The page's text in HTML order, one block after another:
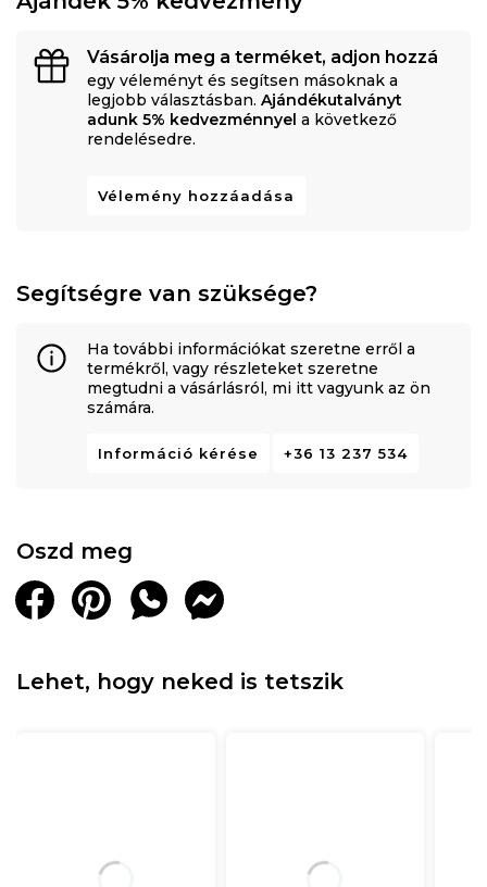
Vásárolja meg a terméket, adjon hozzá
egy véleményt és segítsen másoknak a
legjobb választásban. Ajándékutalványt
adunk 5% kedvezménnyel a következő
rendelésedre.
Vélemény hozzáadása
Segítségre van szüksége?
Ha további információkat szeretne erről a
termékről, vagy részleteket szeretne
megtudni a vásárlásról, mi itt vagyunk az ön
számára.
Információ kérése +36 13 237 534
Oszd meg
Lehet, hogy neked is tetszik